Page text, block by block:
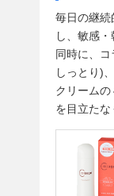
毎日の継続
し、敏感・
同時に、
しっとり)
クリーム
を目立たな